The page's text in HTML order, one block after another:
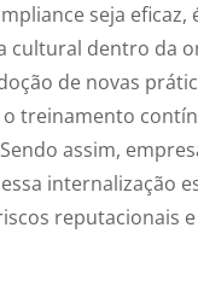
seja eficaz,
cultural dentro da
de novas
o treinamento
assim,
internalização
reputacionais e